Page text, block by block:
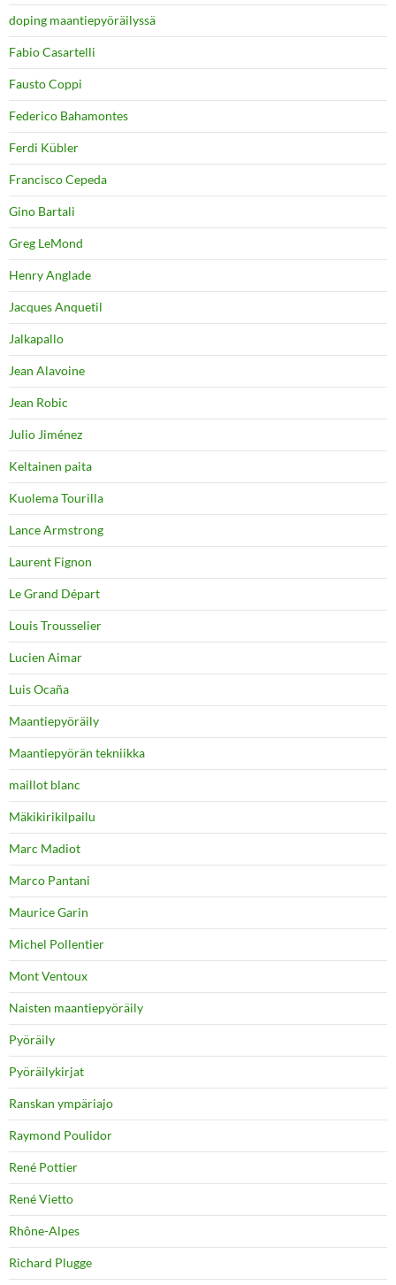
doping maantiepyöräilyssä
Fabio Casartelli
Fausto Coppi
Federico Bahamontes
Ferdi Kübler
Francisco Cepeda
Gino Bartali
Greg LeMond
Henry Anglade
Jacques Anquetil
Jalkapallo
Jean Alavoine
Jean Robic
Julio Jiménez
Keltainen paita
Kuolema Tourilla
Lance Armstrong
Laurent Fignon
Le Grand Départ
Louis Trousselier
Lucien Aimar
Luis Ocaña
Maantiepyöräily
Maantiepyörän tekniikka
maillot blanc
Mäkikirikilpailu
Marc Madiot
Marco Pantani
Maurice Garin
Michel Pollentier
Mont Ventoux
Naisten maantiepyöräily
Pyöräily
Pyöräilykirjat
Ranskan ympäriajo
Raymond Poulidor
René Pottier
René Vietto
Rhône-Alpes
Richard Plugge